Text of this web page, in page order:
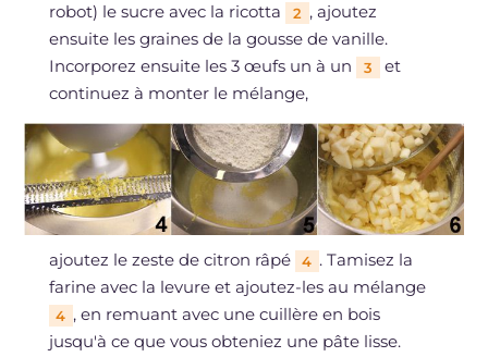
robot) le sucre avec la ricotta 2 , ajoutez
ensuite les graines de la gousse de vanille.
Incorporez ensuite les 3 œufs un à un
3
et
continuez à monter le mélange,
ajoutez le zeste de citron râpé 4 . Tamisez la
farine avec la levure et ajoutez-les au mélange
4 , en remuant avec une cuillère en bois
jusqu'à ce que vous obteniez une pâte lisse.